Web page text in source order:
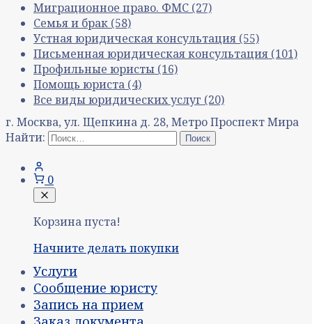
Миграционное право. ФМС (27)
Семья и брак (58)
Устная юридическая консультация (55)
Письменная юридическая консультация (101)
Профильные юристы (16)
Помощь юриста (4)
Все виды юридических услуг (20)
г. Москва, ул. Щепкина д. 28, Метро Проспект Мира
Найти:
0
Корзина пуста!
Начните делать покупки
Услуги
Сообщение юристу
Запись на прием